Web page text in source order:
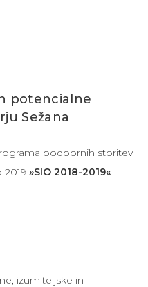
potencialne
Sežana
podpornih storitev
»SIO 2018-2019«
izumiteljske in